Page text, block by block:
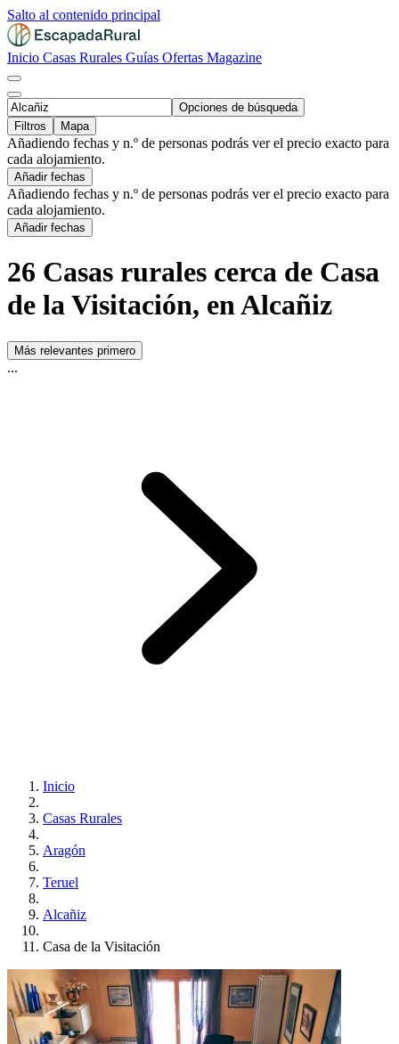
Salto al contenido principal
Inicio Casas Rurales Guías Ofertas Magazine
Opciones de búsqueda
Filtros
Mapa
Añadiendo fechas y n.º de personas podrás ver el precio exacto para
cada alojamiento.
Añadir fechas
Añadiendo fechas y n.º de personas podrás ver el precio exacto para
cada alojamiento.
Añadir fechas
26 Casas rurales cerca de Casa
de la Visitación, en Alcañiz
Más relevantes primero
...
Inicio
Casas Rurales
Aragón
Teruel
Alcañiz
Casa de la Visitación